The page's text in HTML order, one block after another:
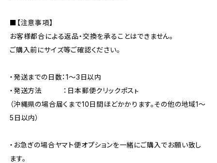
■【注意事項】
お客様都合による返品・交換を承ることはできません。
ご購入前にサイズ等ご確認ください。
・発送までの日数：1～3日以内
・発送方法 ：日本郵便クリックポスㇳ
（沖縄県の場合届くまで10日間ほどかかります。その他の地域1～
5日以内）
・お急ぎの場合ヤマト便オプションを一緒にご購入でお願い致し
ます。